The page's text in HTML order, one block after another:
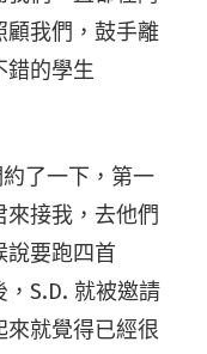
顧我們，鼓手離
錯的學生
了一下，第一
接我，去他們
說要跑四首
S.D. 就被邀請
來就覺得已經很